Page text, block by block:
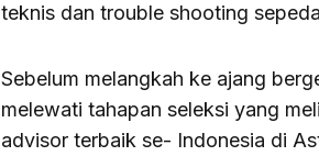
teknis dan trouble shooting
Sebelum melangkah ke ajang
melewati tahapan seleksi yang
advisor terbaik se- Indonesia di